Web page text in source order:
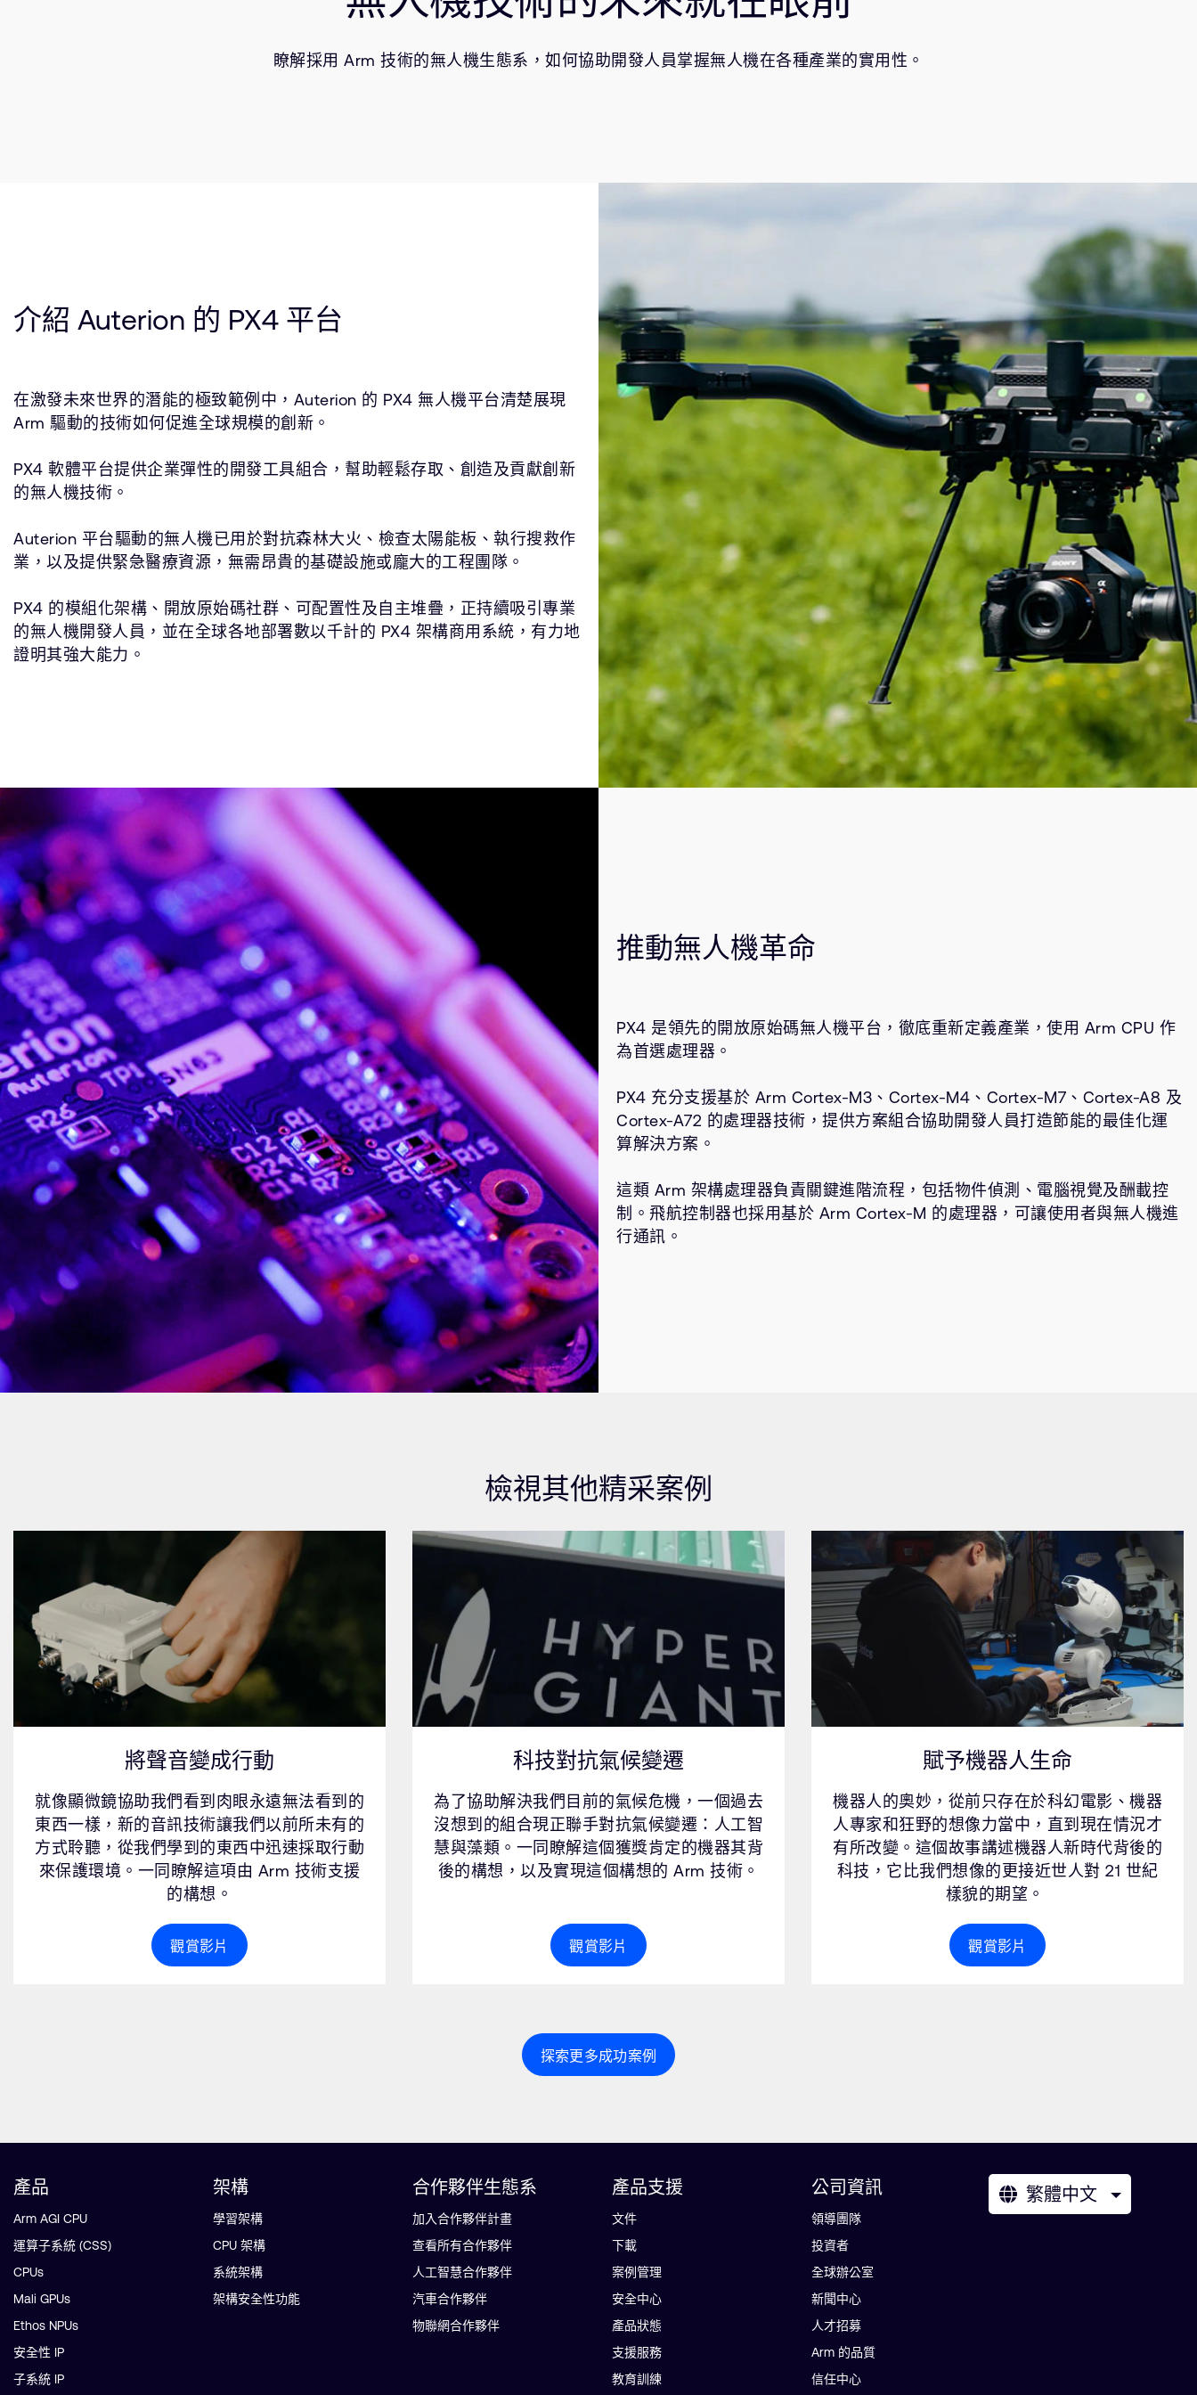
瞭解採用 Arm 技術的無人機生態系，如何協助開發人員掌握無人機在各種產業的實用性。
介紹 Auterion 的 PX4 平台
在激發未來世界的潛能的極致範例中，Auterion 的 PX4 無人機平台清楚展現
Arm 驅動的技術如何促進全球規模的創新。
PX4 軟體平台提供企業彈性的開發工具組合，幫助輕鬆存取、創造及貢獻創新
的無人機技術。
Auterion 平台驅動的無人機已用於對抗森林大火、檢查太陽能板、執行搜救作
業，以及提供緊急醫療資源，無需昂貴的基礎設施或龐大的工程團隊。
PX4 的模組化架構、開放原始碼社群、可配置性及自主堆疊，正持續吸引專業
的無人機開發人員，並在全球各地部署數以千計的 PX4 架構商用系統，有力地
證明其強大能力。
推動無人機革命
PX4 是領先的開放原始碼無人機平台，徹底重新定義產業，使用 Arm CPU 作
為首選處理器。
PX4 充分支援基於 Arm Cortex-M3、Cortex-M4、Cortex-M7、Cortex-A8 及
Cortex-A72 的處理器技術，提供方案組合協助開發人員打造節能的最佳化運
算解決方案。
這類 Arm 架構處理器負責關鍵進階流程，包括物件偵測、電腦視覺及酬載控
制。飛航控制器也採用基於 Arm Cortex-M 的處理器，可讓使用者與無人機進
行通訊。
檢視其他精采案例
將聲音變成行動
就像顯微鏡協助我們看到肉眼永遠無法看到的
東西一樣，新的音訊技術讓我們以前所未有的
方式聆聽，從我們學到的東西中迅速採取行動
來保護環境。一同瞭解這項由 Arm 技術支援
的構想。
觀賞影片
科技對抗氣候變遷
為了協助解決我們目前的氣候危機，一個過去
沒想到的組合現正聯手對抗氣候變遷：人工智
慧與藻類。一同瞭解這個獲獎肯定的機器其背
後的構想，以及實現這個構想的 Arm 技術。
觀賞影片
賦予機器人生命
機器人的奧妙，從前只存在於科幻電影、機器
人專家和狂野的想像力當中，直到現在情況才
有所改變。這個故事講述機器人新時代背後的
科技，它比我們想像的更接近世人對 21 世紀
樣貌的期望。
觀賞影片
探索更多成功案例
產品
Arm AGI CPU
運算子系統 (CSS)
CPUs
Mali GPUs
Ethos NPUs
安全性 IP
子系統 IP
架構
學習架構
CPU 架構
系統架構
架構安全性功能
合作夥伴生態系
加入合作夥伴計畫
查看所有合作夥伴
人工智慧合作夥伴
汽車合作夥伴
物聯網合作夥伴
產品支援
文件
下載
案例管理
安全中心
產品狀態
支援服務
教育訓練
公司資訊
領導團隊
投資者
全球辦公室
新聞中心
人才招募
Arm 的品質
信任中心
繁體中文